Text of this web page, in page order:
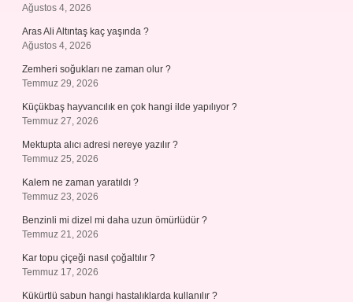
Ağustos 4, 2026
Aras Ali Altıntaş kaç yaşında ?
Ağustos 4, 2026
Zemheri soğukları ne zaman olur ?
Temmuz 29, 2026
Küçükbaş hayvancılık en çok hangi ilde yapılıyor ?
Temmuz 27, 2026
Mektupta alıcı adresi nereye yazılır ?
Temmuz 25, 2026
Kalem ne zaman yaratıldı ?
Temmuz 23, 2026
Benzinli mi dizel mi daha uzun ömürlüdür ?
Temmuz 21, 2026
Kar topu çiçeği nasıl çoğaltılır ?
Temmuz 17, 2026
Kükürtlü sabun hangi hastalıklarda kullanılır ?